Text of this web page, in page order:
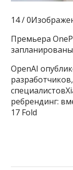
14 /
Премьера
OpenAI
ребрендинг:
17 Fold